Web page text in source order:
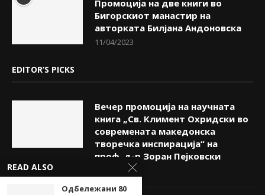
Промоција на две книги во
Бигорскиот манастир на
авторката Билјана Андоновска
11/04/2023
EDITOR’S PICKS
Вечер промоција на научната
книга „Св. Климент Охридски во
современата македонска
творечка инспирација“ на
проф. д-р Зоран Пејковски
08/08/2026
READ ALSO
Одбележани 80